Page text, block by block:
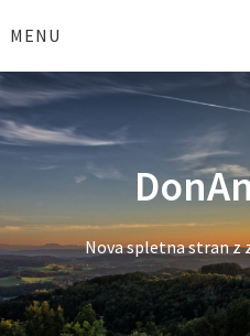
toMENU
Nova spletna stran z